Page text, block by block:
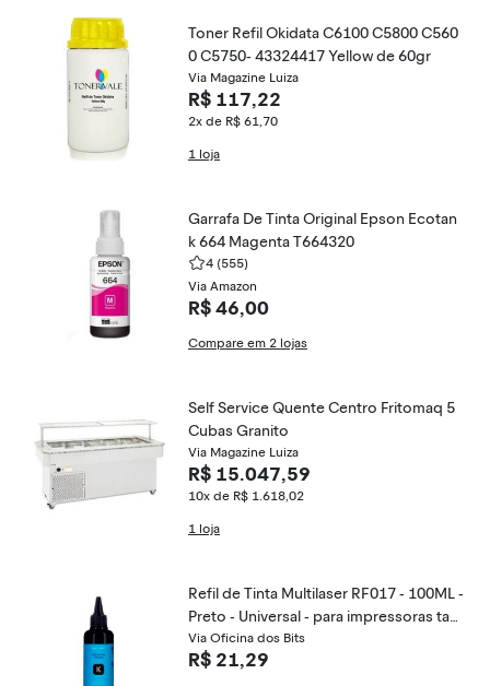
Toner Refil Okidata C6100 C5800 C560
0 C5750- 43324417 Yellow de 60gr
Via Magazine Luiza
R$ 117,22
2x de R$ 61,70
1 loja
Garrafa De Tinta Original Epson Ecotan
k 664 Magenta T664320
4 (555)
Via Amazon
R$ 46,00
Compare em 2 lojas
Self Service Quente Centro Fritomaq 5
Cubas Granito
Via Magazine Luiza
R$ 15.047,59
10x de R$ 1.618,02
1 loja
Refil de Tinta Multilaser RF017 - 100ML -
Preto - Universal - para impressoras tan
que de tinta
Via Oficina dos Bits
R$ 21,29